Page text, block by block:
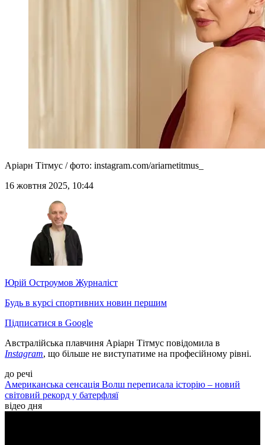
Аріарн Тітмус / фото: instagram.com/ariarnetitmus_
16 жовтня 2025, 10:44
Юрій Остроумов Журналіст
Будь в курсі спортивних новин першим
Підписатися в Google
Австралійська плавчиня Аріарн Тітмус повідомила в
Instagram, що більше не виступатиме на професійному рівні.
до речі
Американська сенсація Волш переписала історію – новий
світовий рекорд у батерфляї
відео дня